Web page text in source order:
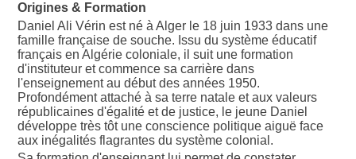
Origines & Formation
Daniel Ali Vérin est né à Alger le 18 juin 1933 dans une
famille française de souche. Issu du système éducatif
français en Algérie coloniale, il suit une formation
d'instituteur et commence sa carrière dans
l'enseignement au début des années 1950.
Profondément attaché à sa terre natale et aux valeurs
républicaines d'égalité et de justice, le jeune Daniel
développe très tôt une conscience politique aiguë face
aux inégalités flagrantes du système colonial.